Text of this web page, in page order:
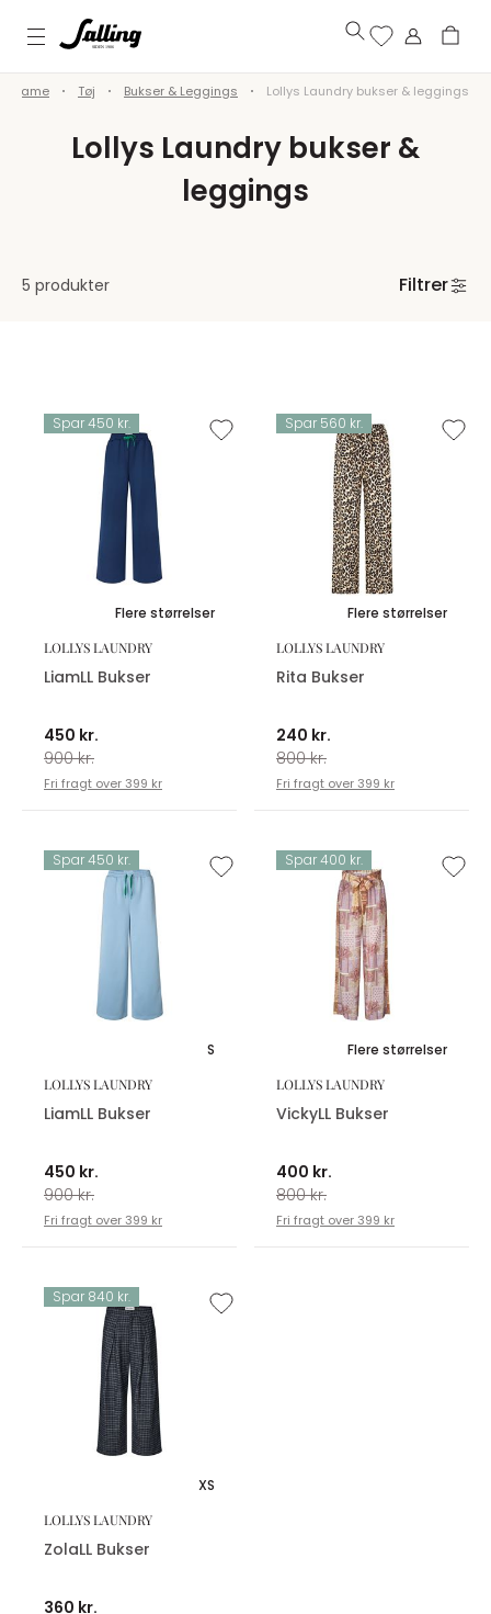
Dame Tøj Bukser & Leggings Lollys Laundry bukser & leggings
Lollys Laundry bukser &
leggings
5 produkter Filtrer
Spar 450 kr.
Flere størrelser
LOLLYS LAUNDRY
LiamLL Bukser
450 kr.
900 kr.
Fri fragt over 399 kr
Spar 560 kr.
Flere størrelser
LOLLYS LAUNDRY
Rita Bukser
240 kr.
800 kr.
Fri fragt over 399 kr
Spar 450 kr.
S
LOLLYS LAUNDRY
LiamLL Bukser
450 kr.
900 kr.
Fri fragt over 399 kr
Spar 400 kr.
Flere størrelser
LOLLYS LAUNDRY
VickyLL Bukser
400 kr.
800 kr.
Fri fragt over 399 kr
Spar 840 kr.
XS
LOLLYS LAUNDRY
ZolaLL Bukser
360 kr.